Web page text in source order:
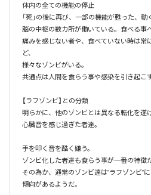
体内の全ての機能の停止
「死」の後に再び、一部の機能が甦った、動
脳の中枢の数カ所が働いている。食べる事
痛みを感じない者や、食べていない時は常
ど、
様々なゾンビがいる。
共通点は人間を食らう事や感染を引き起こ
【ラフゾンビ】との分類
明らかに、他のゾンビとは異なる転化を遂
心臓音を感じ過ぎた者達。
手を叩く音を酷く嫌う。
ゾンビ化した者達も食らう事が一番の特徴だ
その為か、通常のゾンビ達は”ラフゾンビ”
傾向があるようだ。